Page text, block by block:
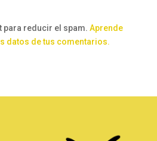
para reducir el spam. Aprende
datos de tus comentarios.